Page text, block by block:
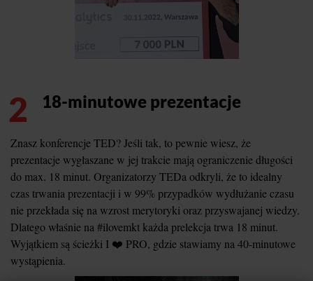
2 18-minutowe prezentacje
Znasz konferencje TED? Jeśli tak, to pewnie wiesz, że
prezentacje wygłaszane w jej trakcie mają ograniczenie długości
do max. 18 minut. Organizatorzy TEDa odkryli, że to idealny
czas trwania prezentacji i w 99% przypadków wydłużanie czasu
nie przekłada się na wzrost merytoryki oraz przyswajanej wiedzy.
Dlatego właśnie na #ilovemkt każda prelekcja trwa 18 minut.
Wyjątkiem są ścieżki I ❤️ PRO, gdzie stawiamy na 40-minutowe
wystąpienia.